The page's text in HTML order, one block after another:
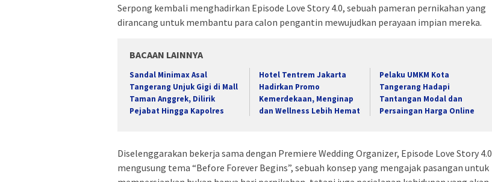
Serpong kembali menghadirkan Episode Love Story 4.0, sebuah pameran pernikahan yang
dirancang untuk membantu para calon pengantin mewujudkan perayaan impian mereka.
BACAAN LAINNYA
Sandal Minimax Asal
Tangerang Unjuk Gigi di Mall
Taman Anggrek, Dilirik
Pejabat Hingga Kapolres
Hotel Tentrem Jakarta
Hadirkan Promo
Kemerdekaan, Menginap
dan Wellness Lebih Hemat
Pelaku UMKM Kota
Tangerang Hadapi
Tantangan Modal dan
Persaingan Harga Online
Diselenggarakan bekerja sama dengan Premiere Wedding Organizer, Episode Love Story 4.0
mengusung tema “Before Forever Begins”, sebuah konsep yang mengajak pasangan untuk